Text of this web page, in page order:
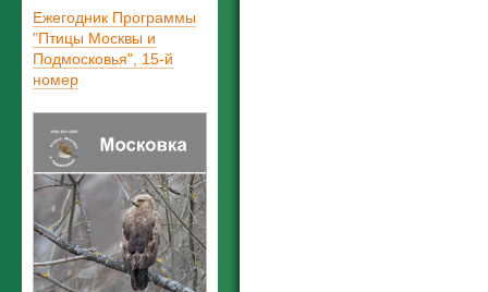
Ежегодник Программы
"Птицы Москвы и
Подмосковья", 15-й
номер